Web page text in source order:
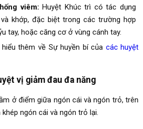
viêm: Huyệt Khúc trì có tác dụng
khớp, đặc biệt trong các trường hợp
tay, hoặc căng cơ ở vùng cánh tay.
thêm về Sự huyền bí của các huyệt
vị giảm đau đa năng
ở điểm giữa ngón cái và ngón trỏ, trên
ngón cái và ngón trỏ lại.